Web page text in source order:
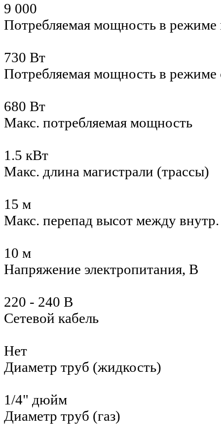
9 000
Потребляемая мощность в режиме
730 Вт
Потребляемая мощность в режиме
680 Вт
Макс. потребляемая мощность
1.5 кВт
Макс. длина магистрали (трассы)
15 м
Макс. перепад высот между
10 м
Напряжение электропитания, В
220 - 240 В
Сетевой кабель
Нет
Диаметр труб (жидкость)
1/4" дюйм
Диаметр труб (газ)